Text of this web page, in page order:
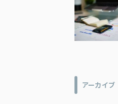
アーカイブ